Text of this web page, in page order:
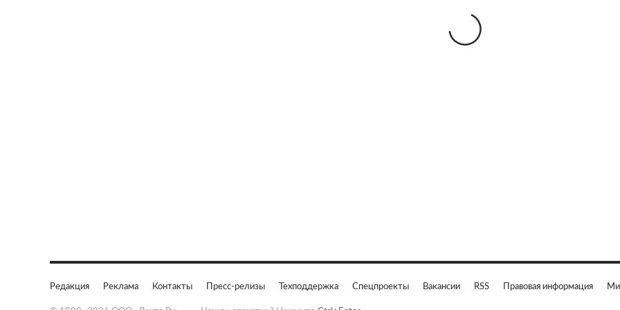
Редакция Реклама Контакты Пресс-релизы Техподдержка Спецпроекты Вакансии RSS Правовая информация